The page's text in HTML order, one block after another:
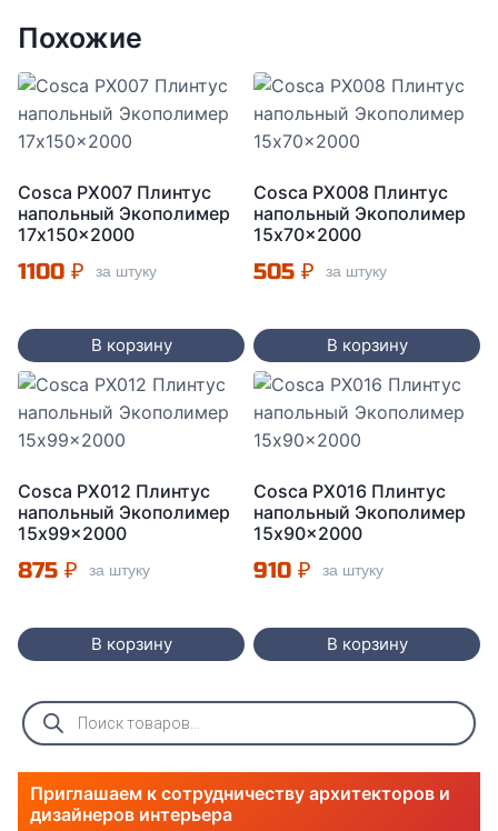
Похожие
Cosca PX007 Плинтус
напольный Экополимер
17x150x2000
1100 ₽ за штуку
В корзину
Cosca PX008 Плинтус
напольный Экополимер
15x70x2000
505 ₽ за штуку
В корзину
Cosca PX012 Плинтус
напольный Экополимер
15x99x2000
875 ₽ за штуку
В корзину
Cosca PX016 Плинтус
напольный Экополимер
15x90x2000
910 ₽ за штуку
В корзину
Поиск
товаров
Приглашаем к сотрудничеству архитекторов и
дизайнеров интерьера